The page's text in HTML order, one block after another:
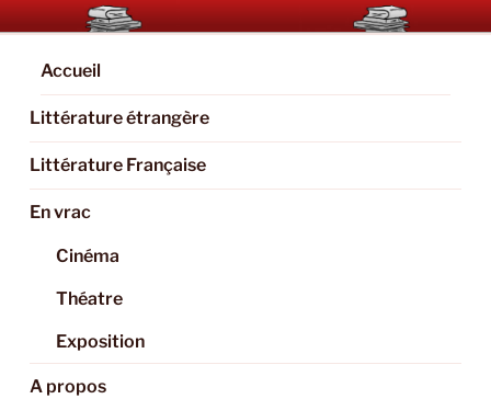
Aller
au
contenu
principal
BOOKAHOLIC.PARIS
Blog Littéraire et Culturel
Accueil
Littérature étrangère
Littérature Française
En vrac
Cinéma
Théatre
Exposition
A propos